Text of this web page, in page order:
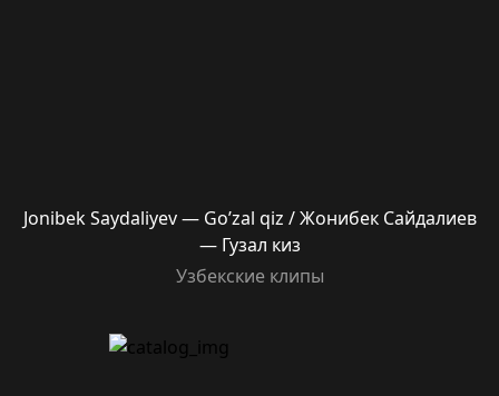
Jonibek Saydaliyev — Go’zal qiz / Жонибек Сайдалиев
— Гузал киз
Узбекские клипы